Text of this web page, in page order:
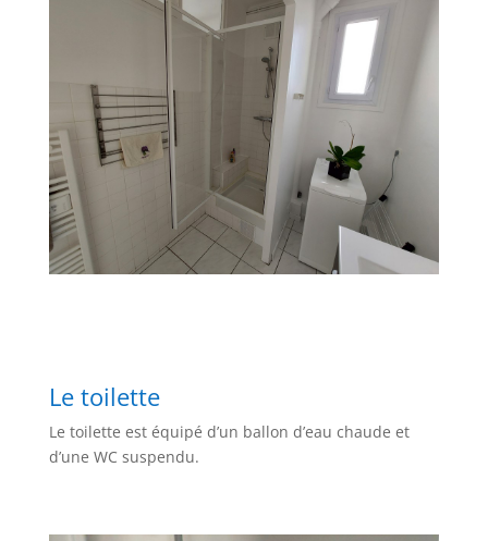
Le toilette
Le toilette est équipé d’un ballon d’eau chaude et
d’une WC suspendu.